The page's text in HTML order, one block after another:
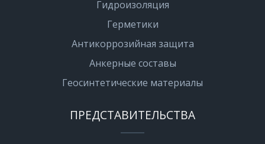
Гидроизоляция
Герметики
Антикоррозийная защита
Анкерные составы
Геосинтетические материалы
ПРЕДСТАВИТЕЛЬСТВА